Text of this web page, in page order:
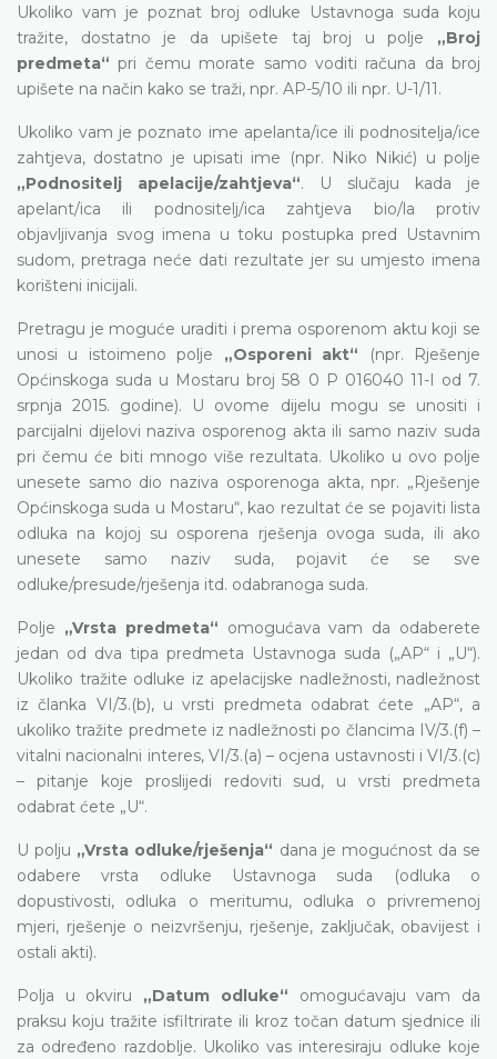
Ukoliko vam je poznat broj odluke Ustavnoga suda koju
tražite, dostatno je da upišete taj broj u polje „Broj
predmeta“ pri čemu morate samo voditi računa da broj
upišete na način kako se traži, npr. AP-5/10 ili npr. U-1/11.
Ukoliko vam je poznato ime apelanta/ice ili podnositelja/ice
zahtjeva, dostatno je upisati ime (npr. Niko Nikić) u polje
„Podnositelj apelacije/zahtjeva“. U slučaju kada je
apelant/ica ili podnositelj/ica zahtjeva bio/la protiv
objavljivanja svog imena u toku postupka pred Ustavnim
sudom, pretraga neće dati rezultate jer su umjesto imena
korišteni inicijali.
Pretragu je moguće uraditi i prema osporenom aktu koji se
unosi u istoimeno polje „Osporeni akt“ (npr. Rješenje
Općinskoga suda u Mostaru broj 58 0 P 016040 11-I od 7.
srpnja 2015. godine). U ovome dijelu mogu se unositi i
parcijalni dijelovi naziva osporenog akta ili samo naziv suda
pri čemu će biti mnogo više rezultata. Ukoliko u ovo polje
unesete samo dio naziva osporenoga akta, npr. „Rješenje
Općinskoga suda u Mostaru“, kao rezultat će se pojaviti lista
odluka na kojoj su osporena rješenja ovoga suda, ili ako
unesete samo naziv suda, pojavit će se sve
odluke/presude/rješenja itd. odabranoga suda.
Polje „Vrsta predmeta“ omogućava vam da odaberete
jedan od dva tipa predmeta Ustavnoga suda („AP“ i „U“).
Ukoliko tražite odluke iz apelacijske nadležnosti, nadležnost
iz članka VI/3.(b), u vrsti predmeta odabrat ćete „AP“, a
ukoliko tražite predmete iz nadležnosti po člancima IV/3.(f) –
vitalni nacionalni interes, VI/3.(a) – ocjena ustavnosti i VI/3.(c)
– pitanje koje proslijedi redoviti sud, u vrsti predmeta
odabrat ćete „U“.
U polju „Vrsta odluke/rješenja“ dana je mogućnost da se
odabere vrsta odluke Ustavnoga suda (odluka o
dopustivosti, odluka o meritumu, odluka o privremenoj
mjeri, rješenje o neizvršenju, rješenje, zaključak, obavijest i
ostali akti).
Polja u okviru „Datum odluke“ omogućavaju vam da
praksu koju tražite isfiltrirate ili kroz točan datum sjednice ili
za određeno razdoblje. Ukoliko vas interesiraju odluke koje